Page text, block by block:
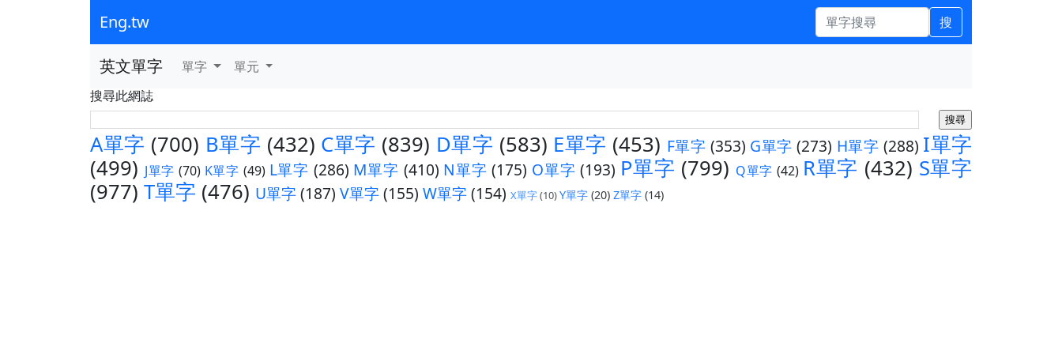
Eng.tw 搜
英文單字 單字
單元
搜尋此網誌
A單字 (700) B單字 (432) C單字 (839) D單字 (583) E單字 (453) F單字 (353) G單字 (273) H單字 (288) I單字
(499) J單字 (70) K單字 (49) L單字 (286) M單字 (410) N單字 (175) O單字 (193) P單字 (799) Q單字 (42) R單字 (432) S單字
(977) T單字 (476) U單字(187) V單字(155) W單字(154) X單字(10)Y單字 (20) Z單字 (14)